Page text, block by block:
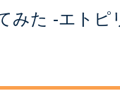
みた -エト